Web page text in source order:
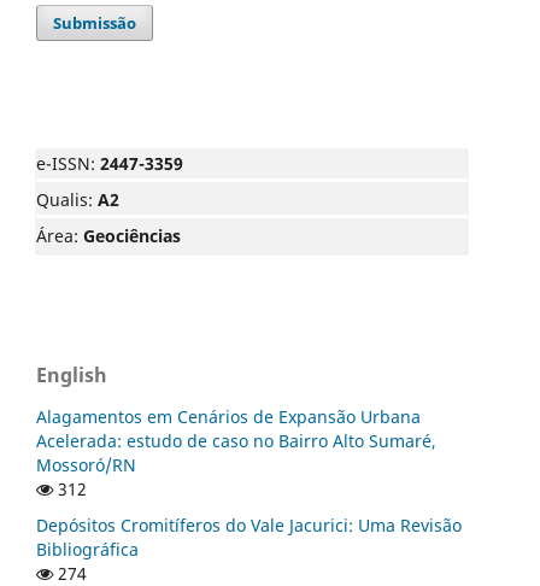
Submissão
e-ISSN: 2447-3359
Qualis: A2
Área: Geociências
English
Alagamentos em Cenários de Expansão Urbana
Acelerada: estudo de caso no Bairro Alto Sumaré,
Mossoró/RN
312
Depósitos Cromitíferos do Vale Jacurici: Uma Revisão
Bibliográfica
274